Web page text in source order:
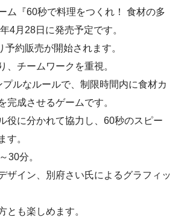
ム『60秒で料理をつくれ！ 食材の多
4月28日に発売予定です。
約販売が開始されます。
、チームワークを重視。
ルなルールで、制限時間内に食材カ
完成させるゲームです。
役に分かれて協力し、60秒のスピー
す。
30分。
ザイン、別府さい氏によるグラフィッ
とも楽しめます。